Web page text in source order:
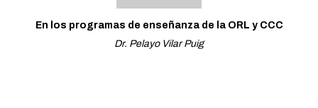
En los programas de enseñanza de la ORL y CCC
Dr. Pelayo Vilar Puig